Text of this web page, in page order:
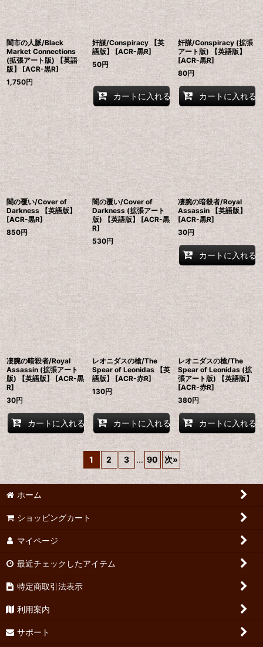
闇市の人脈/Black
Market Connections
(拡張アート版) 【英語
版】 [ACR-黒R]
1,750円
奸謀/Conspiracy 【英
語版】 [ACR-黒R]
50円
カートに入れる
奸謀/Conspiracy (拡張
アート版) 【英語版】
[ACR-黒R]
80円
カートに入れる
闇の覆い/Cover of
Darkness 【英語版】
[ACR-黒R]
850円
闇の覆い/Cover of
Darkness (拡張アート
版) 【英語版】 [ACR-黒
R]
530円
凄腕の暗殺者/Royal
Assassin 【英語版】
[ACR-黒R]
30円
カートに入れる
凄腕の暗殺者/Royal
Assassin (拡張アート
版) 【英語版】 [ACR-黒
R]
30円
カートに入れる
レオニダスの槍/The
Spear of Leonidas 【英
語版】 [ACR-赤R]
130円
カートに入れる
レオニダスの槍/The
Spear of Leonidas (拡
張アート版) 【英語版】
[ACR-赤R]
380円
カートに入れる
1 2 3 ... 90 次»
ホーム
ショッピングカート
マイページ
最近チェックしたアイテム
特定商取引法表示
利用案内
サポート